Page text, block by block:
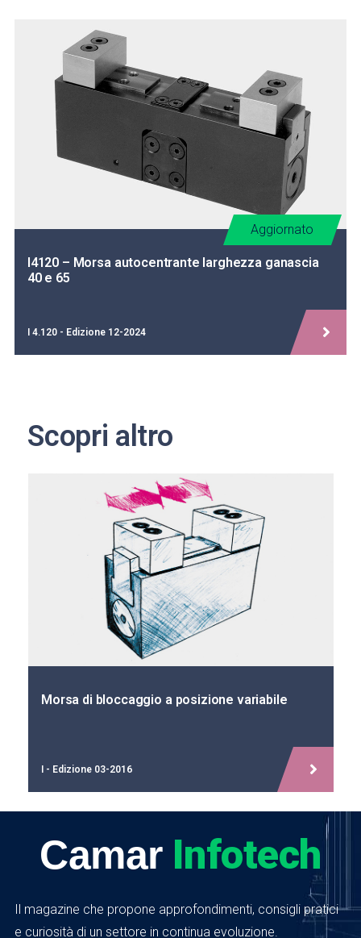
I4120 – Morsa autocentrante larghezza ganascia
40 e 65
Aggiornato
I 4.120 - Edizione 12-2024
Scopri altro
Morsa di bloccaggio a posizione variabile
I - Edizione 03-2016
Camar Infotech
Il magazine che propone approfondimenti, consigli pratici
e curiosità di un settore in continua evoluzione.